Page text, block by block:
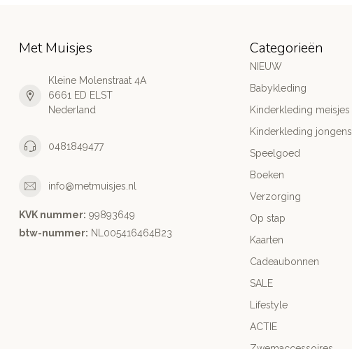
Met Muisjes
Kleine Molenstraat 4A
6661 ED ELST
Nederland
0481849477
info@metmuisjes.nl
KVK nummer: 99893649
btw-nummer: NL005416464B23
Categorieën
NIEUW
Babykleding
Kinderkleding meisjes
Kinderkleding jongens
Speelgoed
Boeken
Verzorging
Op stap
Kaarten
Cadeaubonnen
SALE
Lifestyle
ACTIE